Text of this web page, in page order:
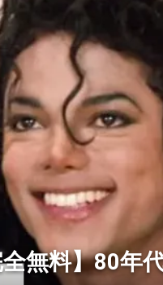
全無料】80年